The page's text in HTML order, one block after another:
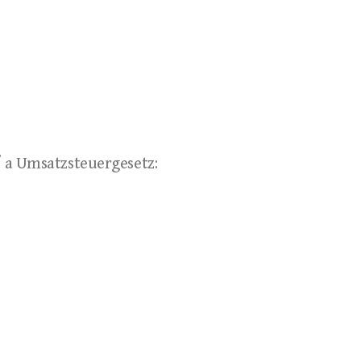
Umsatzsteuergesetz: